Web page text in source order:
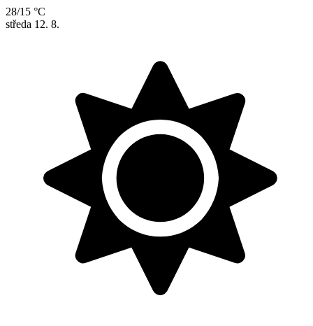
28/15 °C
středa 12. 8.